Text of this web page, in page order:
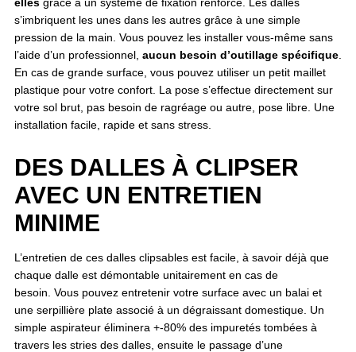
s’imbriquent les unes dans les autres grâce à une simple
pression de la main. Vous pouvez les installer vous-même sans
l’aide d’un professionnel, aucun besoin d’outillage spécifique.
En cas de grande surface, vous pouvez utiliser un petit maillet
plastique pour votre confort. La pose s’effectue directement sur
votre sol brut, pas besoin de ragréage ou autre, pose libre. Une
installation facile, rapide et sans stress.
DES DALLES À CLIPSER
AVEC UN ENTRETIEN
MINIME
L’entretien de ces dalles clipsables est facile, à savoir déjà que
chaque dalle est démontable unitairement en cas de
besoin. Vous pouvez entretenir votre surface avec un balai et
une serpillière plate associé à un dégraissant domestique. Un
simple aspirateur éliminera +-80% des impuretés tombées à
travers les stries des dalles, ensuite le passage d’une